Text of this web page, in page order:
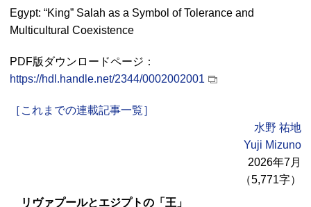
Egypt: “King” Salah as a Symbol of Tolerance and
Multicultural Coexistence
PDF版ダウンロードページ：
https://hdl.handle.net/2344/0002002001
［これまでの連載記事一覧］
水野 祐地
Yuji Mizuno
2026年7月
（5,771字）
リヴァプールとエジプトの「王」